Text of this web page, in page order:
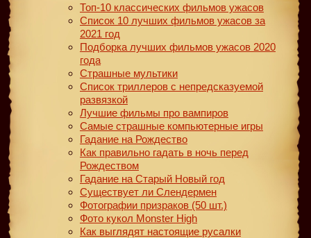
Топ-10 классических фильмов ужасов
Список 10 лучших фильмов ужасов за
2021 год
Подборка лучших фильмов ужасов 2020
года
Страшные мультики
Список триллеров с непредсказуемой
развязкой
Лучшие фильмы про вампиров
Самые страшные компьютерные игры
Гадание на Рождество
Как правильно гадать в ночь перед
Рождеством
Гадание на Старый Новый год
Существует ли Слендермен
Фотографии призраков (50 шт.)
Фото кукол Monster High
Как выглядят настоящие русалки